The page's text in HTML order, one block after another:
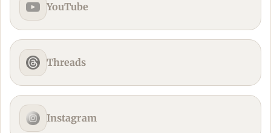
YouTube
Threads
Instagram